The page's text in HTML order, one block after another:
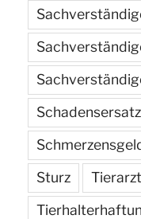
Schadensersatz
Sturz
Tierarzt